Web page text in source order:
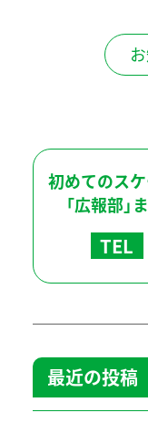
初めてのス
「広報部
TEL
最近の投稿